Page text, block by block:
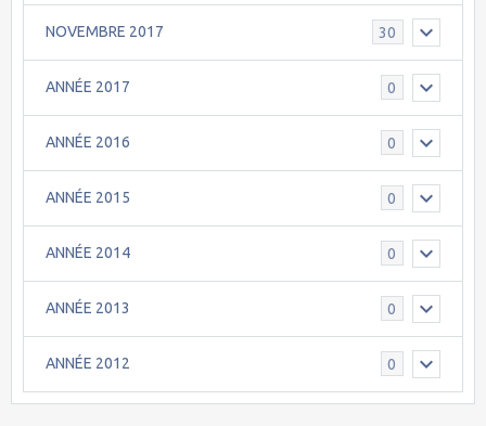
NOVEMBRE 2017 30
ANNÉE 2017 0
ANNÉE 2016 0
ANNÉE 2015 0
ANNÉE 2014 0
ANNÉE 2013 0
ANNÉE 2012 0